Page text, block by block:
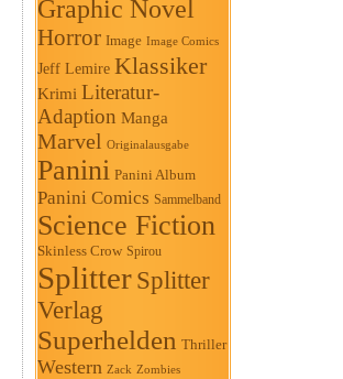
Graphic Novel
Horror Image Image Comics
Jeff Lemire Klassiker
Krimi Literatur-
Adaption Manga
Marvel Originalausgabe
Panini Panini Album
Panini Comics Sammelband
Science Fiction
Skinless Crow Spirou
Splitter Splitter
Verlag
Superhelden Thriller
Western Zack Zombies